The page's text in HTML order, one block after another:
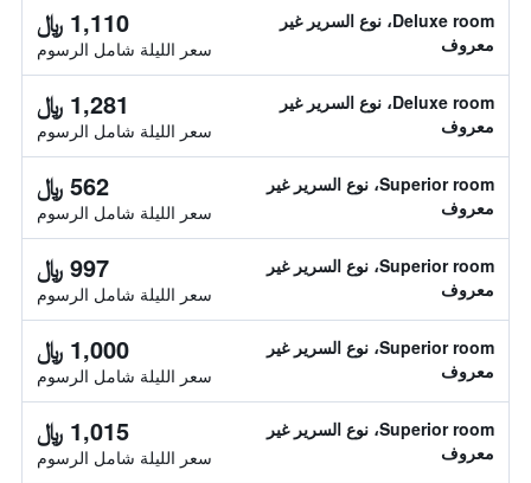
Deluxe room، نوع السرير غير
معروف
1,110 ﷼
سعر الليلة شامل الرسوم
Deluxe room، نوع السرير غير
معروف
1,281 ﷼
سعر الليلة شامل الرسوم
Superior room، نوع السرير غير
معروف
562 ﷼
سعر الليلة شامل الرسوم
Superior room، نوع السرير غير
معروف
997 ﷼
سعر الليلة شامل الرسوم
Superior room، نوع السرير غير
معروف
1,000 ﷼
سعر الليلة شامل الرسوم
Superior room، نوع السرير غير
معروف
1,015 ﷼
سعر الليلة شامل الرسوم